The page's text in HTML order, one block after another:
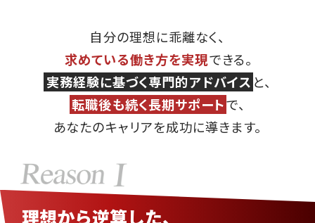
自分の理想に乖離なく、
求めている働き方を実現できる。
実務経験に基づく専門的アドバイス と、
転職後も続く長期サポートで、
あなたのキャリアを成功に導きます。
理想から逆算した、